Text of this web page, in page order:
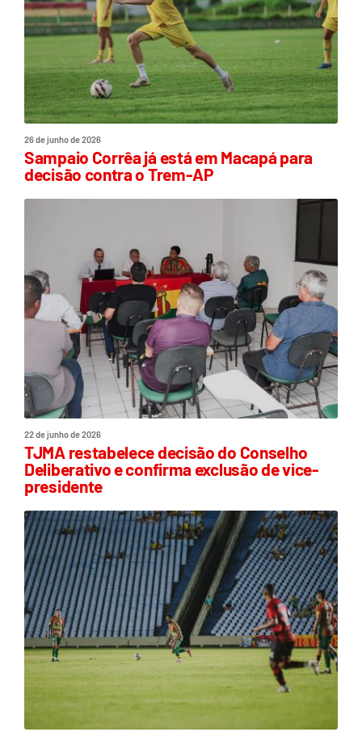
26 de junho de 2026
Sampaio Corrêa já está em Macapá para
decisão contra o Trem-AP
22 de junho de 2026
TJMA restabelece decisão do Conselho
Deliberativo e confirma exclusão de vice-
presidente